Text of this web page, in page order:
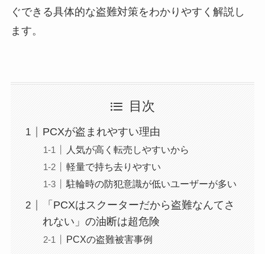
ぐできる具体的な盗難対策をわかりやすく解説し
ます。
目次
PCXが盗まれやすい理由
人気が高く転売しやすいから
軽量で持ち去りやすい
駐輪時の防犯意識が低いユーザーが多い
「PCXはスクーターだから盗難なんてさ
れない」の油断は超危険
PCXの盗難被害事例